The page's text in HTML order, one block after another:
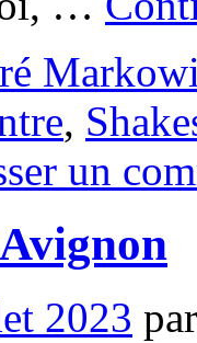
,
un
2023 par